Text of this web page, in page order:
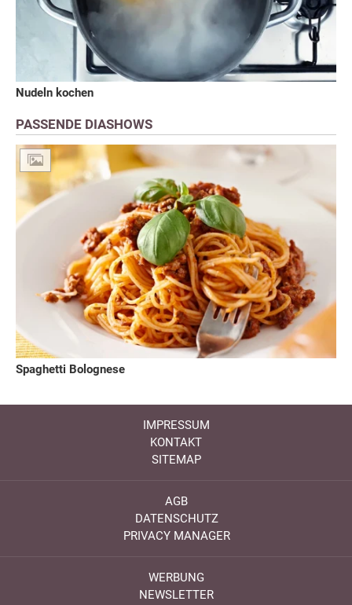
Nudeln kochen
PASSENDE DIASHOWS
Spaghetti Bolognese
IMPRESSUM
KONTAKT
SITEMAP
AGB
DATENSCHUTZ
PRIVACY MANAGER
WERBUNG
NEWSLETTER